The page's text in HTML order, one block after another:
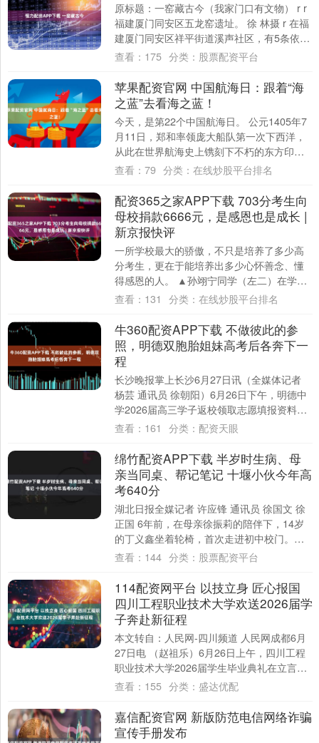
原标题：一窑藏古今（我家门口有文物） r r
福建厦门同安区五龙窑遗址。 徐 林摄 r 在福
建厦门同安区祥平街道溪声社区，有5条依山
而建的古老龙窑。这是始建于清....
查看： 175 分类： 股票配资平台
苹果配资官网 中国航海日：跟着“海
之蓝”去看海之蓝！
今天，是第22个中国航海日。 公元1405年7
月11日，郑和率领庞大船队第一次下西洋，
从此在世界航海史上镌刻下不朽的东方印
记。从古代海上丝绸之路的帆影幢幢，到
查看： 79 分类： 在线炒股平台排名
配资365之家APP下载 703分考生向
母校捐款6666元，是感恩也是成长 |
新京报快评
一所学校最大的骄傲，不只是培养了多少高
分考生，更在于能培养出多少心怀善念、懂
得感恩的人。 ▲孙翊宁同学（左二）在学校
和老师们合影。图/安庆市第一中学微信公众
查看： 131 分类： 在线炒股平台排名
牛360配资APP下载 不做彼此的参
照，明德双胞胎姐妹高考后各奔下一
程
长沙晚报掌上长沙6月27日讯（全媒体记者
杨芸 通讯员 徐朝阳）6月26日下午，明德中
学2026届高三学子返校领取志愿填报资料，
魏靖涵、魏乐涵这对双胞胎姐妹也和....
查看： 161 分类： 配资天眼
绵竹配资APP下载 半岁时生病、母
亲当同桌、帮记笔记 十堰小伙今年高
考640分
湖北日报全媒记者 许应锋 通讯员 徐国文 徐
正国 6年前，在母亲徐振莉的陪伴下，14岁
的丁义鑫坐着轮椅，首次走进初中校门。
2023年，丁义鑫以718.5分的分....
查看： 144 分类： 股票配资平台
114配资网平台 以技立身 匠心报国
四川工程职业技术大学欢送2026届学
子奔赴新征程
本文转自：人民网-四川频道 人民网成都6月
27日电 （赵祖乐）6月26日上午，四川工程
职业技术大学2026届学生毕业典礼在立言楼
演讲厅举行。本次典礼以“青春逐梦....
查看： 155 分类： 盛达优配
嘉信配资官网 新版防范电信网络诈骗
宣传手册发布